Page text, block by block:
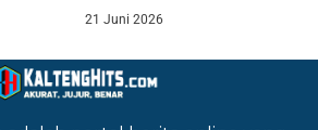
21 Juni 2026